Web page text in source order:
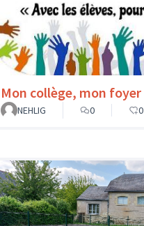
Mon collège, mon foyer
NEHLIG
0 0